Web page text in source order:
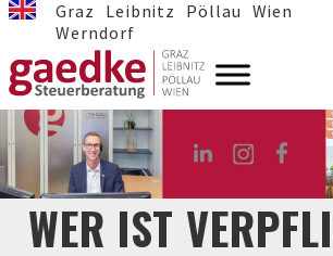
Graz Leibnitz Pöllau Wien
Werndorf
WER IST